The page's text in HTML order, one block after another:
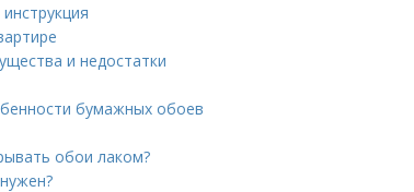
и недостатки
бумажных обоев
обои лаком?